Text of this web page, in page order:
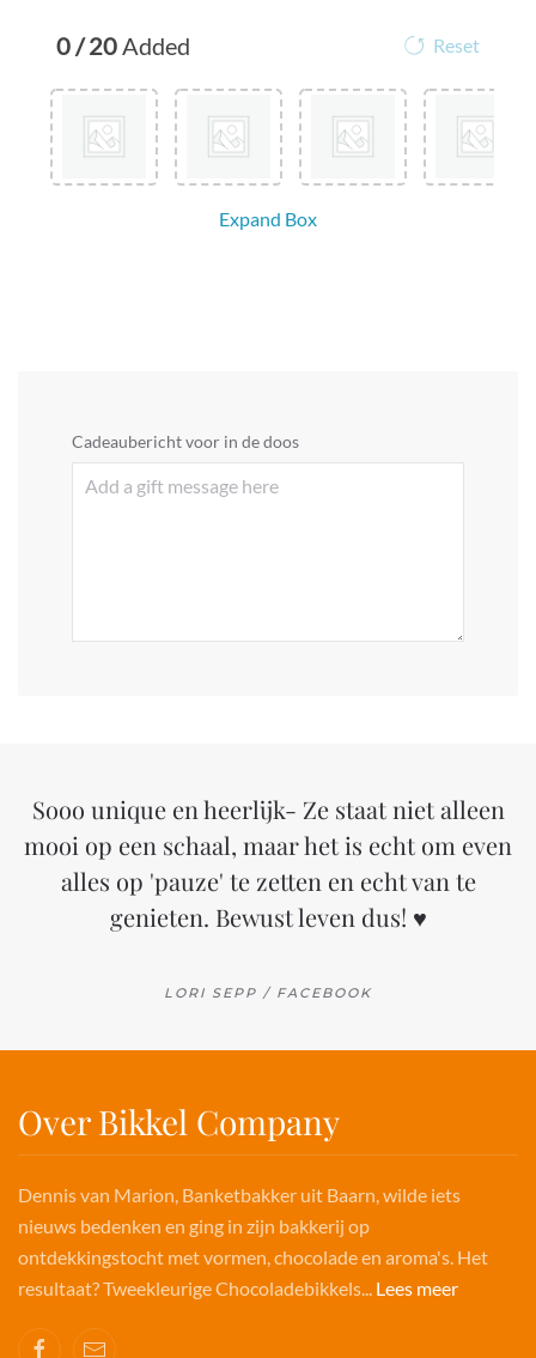
binnenkant van de verpakking.
aan jou.
0 / 20 Added Reset
Expand Box
Cadeaubericht voor in de doos
Sooo unique en heerlijk- Ze staat niet alleen
mooi op een schaal, maar het is echt om even
alles op 'pauze' te zetten en echt van te
genieten. Bewust leven dus! ♥
LORI SEPP / FACEBOOK
Over Bikkel Company
Dennis van Marion, Banketbakker uit Baarn, wilde iets
nieuws bedenken en ging in zijn bakkerij op
ontdekkingstocht met vormen, chocolade en aroma's. Het
resultaat? Tweekleurige Chocoladebikkels... Lees meer